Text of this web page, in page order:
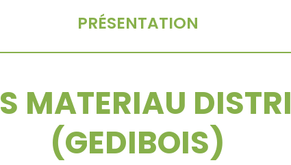
PRÉSENTATION
MATERIAU
(GEDIBOIS)